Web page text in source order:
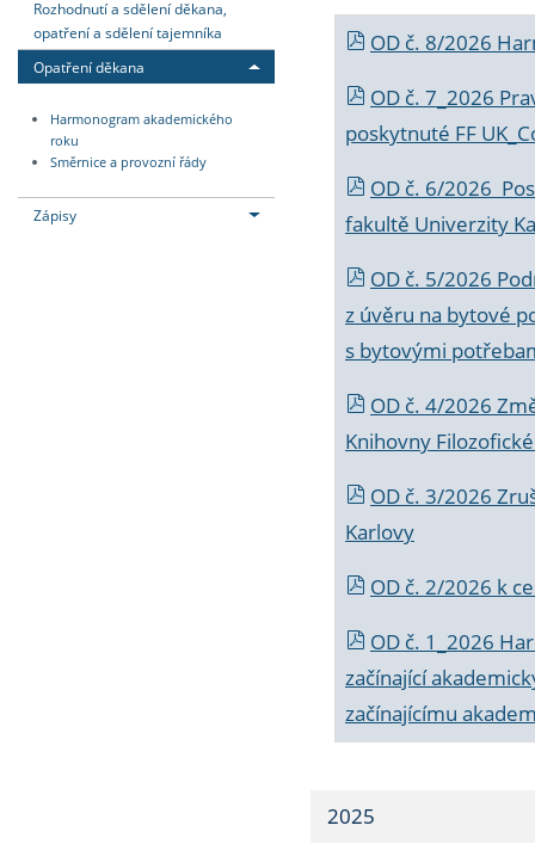
Rozhodnutí a sdělení děkana,
opatření a sdělení tajemníka
Opatření děkana
Harmonogram akademického
roku
Směrnice a provozní řády
Zápisy
OD č. 8/2026
OD č. 7_2026
poskytnuté FF
OD č. 6/2026
fakultě Univerzity
OD č. 5/2026
z úvěru na bytové
s bytovými
OD č. 4/2026
Knihovny
OD č. 3/2026
Karlovy
OD č. 2/2026 k
OD č. 1_2026
začínající
začínajícímu
2025